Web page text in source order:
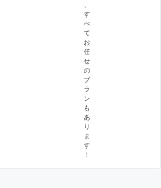
す
べ
て
お
任
せ
の
プ
ラ
ン
も
あ
り
ま
す
！